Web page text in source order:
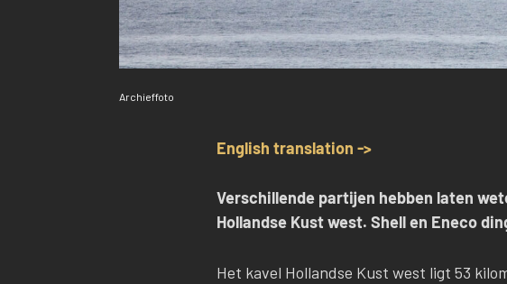
Archieffoto
English translation ->
Verschillende partijen hebben laten
Hollandse Kust west. Shell en Eneco
Het kavel Hollandse Kust west ligt 53